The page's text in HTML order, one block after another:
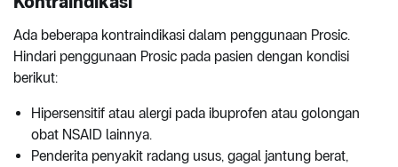
Ada beberapa kontraindikasi dalam penggunaan Prosic.
Hindari penggunaan Prosic pada pasien dengan kondisi
berikut:
Hipersensitif atau alergi pada ibuprofen atau golongan
obat NSAID lainnya.
Penderita penyakit radang usus, gagal jantung berat,